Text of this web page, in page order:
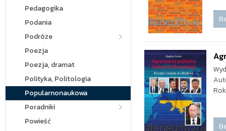
Pedagogika
Podania
Podróże
Poezja
Poezja, dramat
Polityka, Politologia
Popularnonaukowa
Poradniki
Powieść